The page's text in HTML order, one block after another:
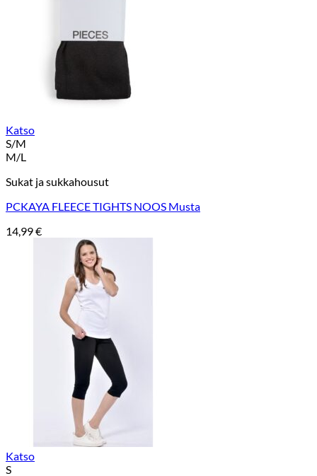
Katso
S/M
M/L
Sukat ja sukkahousut
PCKAYA FLEECE TIGHTS NOOS Musta
14,99€
Katso
S